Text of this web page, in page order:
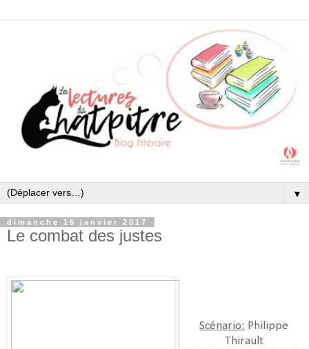
▼
dimanche 15 janvier 2017
Le combat des justes
Scénario: Philippe
Thirault